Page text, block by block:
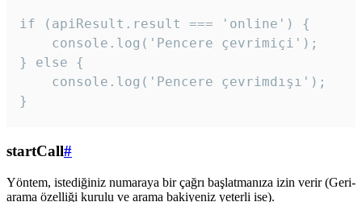
if (apiResult.result === 'online') {
    console.log('Pencere çevrimiçi');
} else {
    console.log('Pencere çevrimdışı');
}
startCall#
Yöntem, istediğiniz numaraya bir çağrı başlatmanıza izin verir (Geri-
arama özelliği kurulu ve arama bakiyeniz yeterli ise).